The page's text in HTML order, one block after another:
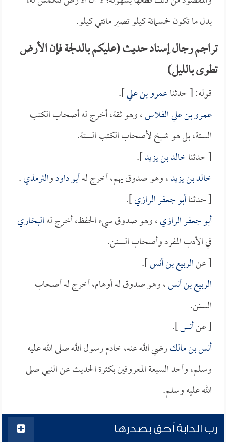
بدل ما تكون خمسمائة كيلو تصير مائتي كيلو.
تراجم رجال إسناد حديث (عليكم بالدلجة فإن الأرض
تطوى بالليل)
قوله: [ حدثناعمرو بن علي].
عمرو بن علي الفلاس، وهو ثقة، أخرج له أصحاب الكتب
الستة، بل هو شيخ لأصحاب الكتب الستة.
[ حدثناخالد بن يزيد].
خالد بن يزيد، وهو صدوق يهم، أخرج لهأبو داودوالترمذي.
[ حدثناأبو جعفر الرازي].
أبو جعفر الرازي، وهو صدوق سيء الحفظ، أخرج لهالبخاري
في الأدب المفرد وأصحاب السنن.
[ عنالربيع بن أنس].
الربيع بن أنس، وهو صدوق له أوهام، أخرج له أصحاب
السنن.
[ عنأنس].
أنس بن مالكرضي الله عنه، خادم رسول الله صلى الله عليه
وسلم، وأحد السبعة المعروفين بكثرة الحديث عن النبي صلى
الله عليه وسلم.
رب الدابة أحق بصدرها